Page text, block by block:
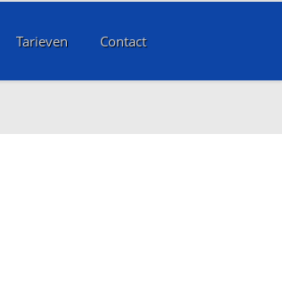
Tarieven Contact